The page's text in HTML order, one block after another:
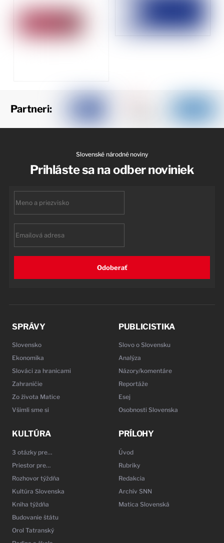
Partneri:
Slovenské národné noviny
Prihláste sa na odber noviniek
Odoberať
SPRÁVY
Slovensko
Ekonomika
Slováci za hranicami
Zahraničie
Zo života Matice
Všimli sme si
PUBLICISTIKA
Slovo o Slovensku
Analýza
Názory/komentáre
Reportáže
Esej
Osobnosti Slovenska
KULTÚRA
3 otázky pre…
Priestor pre…
Rozhovor týždňa
Kultúra Slovenska
Kniha týždňa
Budovanie štátu
Orol Tatranský
PRÍLOHY
Úvod
Rubriky
Redakcia
Archív SNN
Matica Slovenská